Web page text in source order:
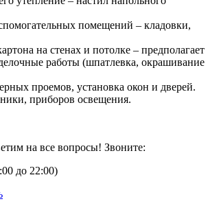
помещений – кладовки,
на стенах и потолке – предполагает
работы (шпатлевка, окрашивание
проемов, установка окон и дверей.
приборов освещения.
на все вопросы! Звоните:
до 22:00)